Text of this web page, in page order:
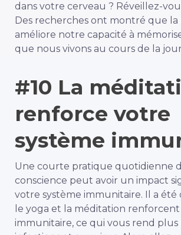
dans votre cerveau ? Réveillez-
Des recherches ont montré que
améliore notre capacité à
que nous vivons au cours de la
#10 La
renforce votre
système
Une courte pratique quotidienne
conscience peut avoir un impact
votre système immunitaire. Il a été
le yoga et la méditation renforcent
immunitaire, ce qui vous rend plus